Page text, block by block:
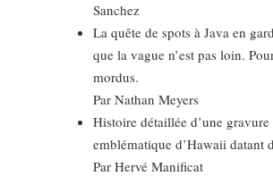
Sanchez
La quête de spots à Java en
que la vague n’est pas loin.
mordus.
Par Nathan Meyers
Histoire détaillée d’une
emblématique d’Hawaii datant
Par Hervé Manificat